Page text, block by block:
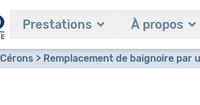
Prestations À propos
Cérons Remplacement de baignoire par